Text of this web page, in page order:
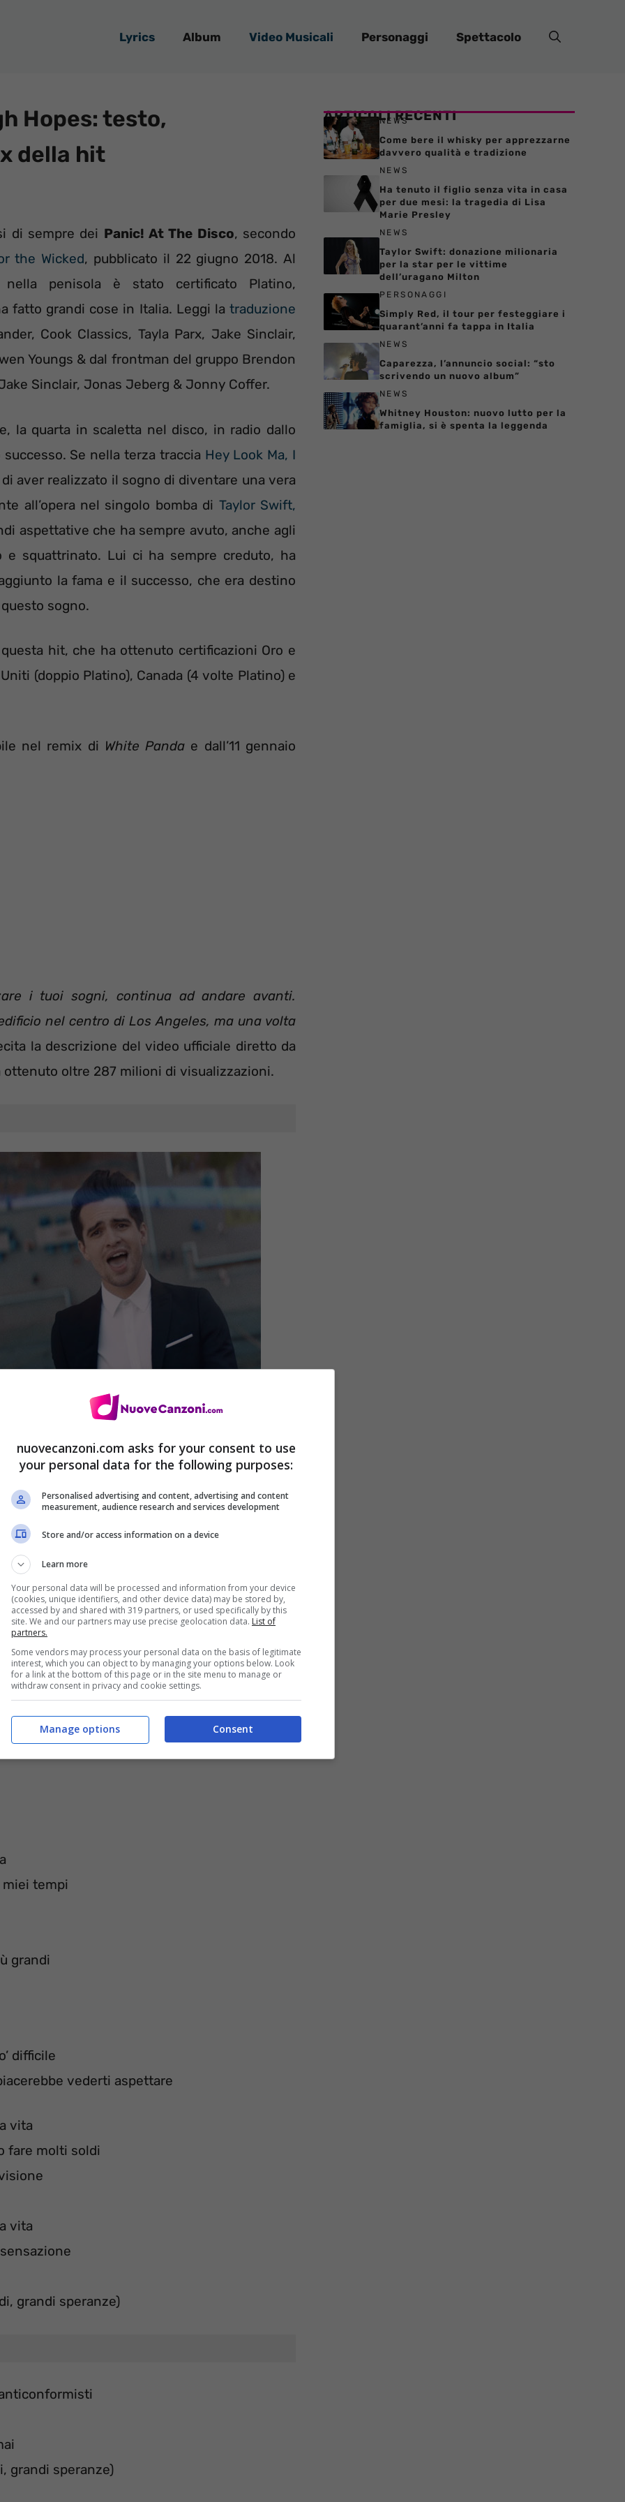
Lyrics Album Video Musicali Personaggi Spettacolo
Hopes: testo,
della hit
di sempre dei Panic! At The Disco, secondo
the Wicked, pubblicato il 22 giugno 2018. Al
penisola è stato certificato Platino,
fatto grandi cose in Italia. Leggi la traduzione
Cook Classics, Tayla Parx, Jake Sinclair,
Youngs & dal frontman del gruppo Brendon
Sinclair, Jonas Jeberg & Jonny Coffer.
la quarta in scaletta nel disco, in radio dallo
Se nella terza traccia Hey Look Ma, I
aver realizzato il sogno di diventare una vera
all’opera nel singolo bomba di Taylor Swift,
aspettative che ha sempre avuto, anche agli
e squattrinato. Lui ci ha sempre creduto, ha
la fama e il successo, che era destino
sogno.
hit, che ha ottenuto certificazioni Oro e
(doppio Platino), Canada (4 volte Platino) e
nel remix di White Panda e dall’11 gennaio
i tuoi sogni, continua ad andare avanti.
nel centro di Los Angeles, ma una volta
la descrizione del video ufficiale diretto da
ottenuto oltre 287 milioni di visualizzazioni.
traduzione
–Don Diablo Remix–iTunes–White Panda
vita
molti soldi
grandi speranze)
vita
tempi
grandi
difficile
vederti aspettare
vita
fare molti soldi
vita
grandi speranze)
grandi speranze)
ARTICOLI RECENTI
NEWS
Come bere il whisky per apprezzarne
davvero qualità e tradizione
NEWS
Ha tenuto il figlio senza vita in casa
per due mesi: la tragedia di Lisa
Marie Presley
NEWS
Taylor Swift: donazione milionaria
per la star per le vittime
dell’uragano Milton
PERSONAGGI
Simply Red, il tour per festeggiare i
quarant’anni fa tappa in Italia
NEWS
Caparezza, l’annuncio social: “sto
scrivendo un nuovo album”
NEWS
Whitney Houston: nuovo lutto per la
famiglia, si è spenta la leggenda
nuovecanzoni.com asks for your consent to use
your personal data for the following purposes:
Personalised advertising and content, advertising and content
measurement, audience research and services development
Store and/or access information on a device
Learn more
Your personal data will be processed and information from your device
(cookies, unique identifiers, and other device data) may be stored by,
accessed by and shared with 319 partners, or used specifically by this
site. We and our partners may use precise geolocation data. List of
partners.
Some vendors may process your personal data on the basis of legitimate
interest, which you can object to by managing your options below. Look
for a link at the bottom of this page or in the site menu to manage or
withdraw consent in privacy and cookie settings.
Consent
Manage options